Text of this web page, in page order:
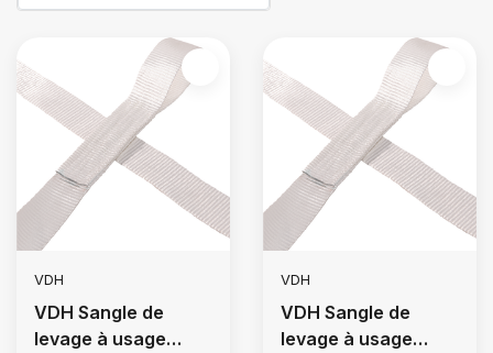
VDH
VDH Sangle de
levage à usage
VDH
VDH Sangle de
levage à usage